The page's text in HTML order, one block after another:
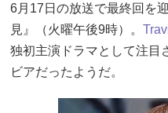
6月17日の放送で最終回を
見』（火曜午後9時）。
独初主演ドラマとして注目
ビアだったようだ。